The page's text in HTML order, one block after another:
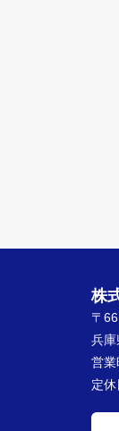
株
〒
兵庫
営業
定休